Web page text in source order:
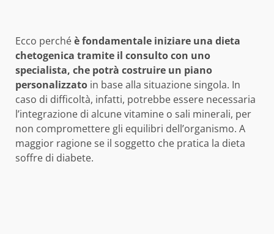
Ecco perchéè fondamentale iniziare una dieta
chetogenica tramite il consulto con uno
specialista, che potrà costruire un piano
personalizzato in base alla situazione singola. In
caso di difficoltà, infatti, potrebbe essere necessaria
l’integrazione di alcune vitamine o sali minerali, per
non compromettere gli equilibri dell’organismo. A
maggior ragione se il soggetto che pratica la dieta
soffre di diabete.